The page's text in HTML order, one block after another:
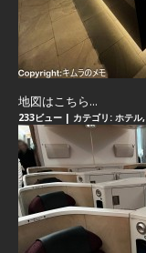
地図はこちら...
233ビュー | カテゴリ: ホテル,